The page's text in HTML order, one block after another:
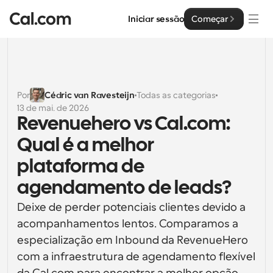
Iniciar sessão Começar
Soluções
Por tamanho da equipa
Para Indivíduos
Agendamento pessoal simplificado
Agendamento colaborativo para grupos
Para Organizações
Equipas maiores que agendam para um maior controlo
e segurança
Empresa
Desenvolvedor
Documentação do Desenvolvedor
Documentação para a plataforma Cal.com
API
Recursos
Tipo de Letra: Cal Sans UI & Text
O nosso próprio tipo de letra variável para o design de
Cal.ai
Preços
Por Cédric van Ravesteijn Todas as categorias
13 de mai. de 2026
Revenuehero vs Cal.com:
Qual é a melhor
plataforma de
agendamento de leads?
Deixe de perder potenciais clientes devido a
acompanhamentos lentos. Comparamos a
especialização em Inbound da RevenueHero
com a infraestrutura de agendamento flexível